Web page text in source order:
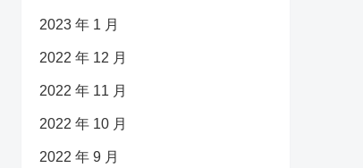
2023 年 1 月
2022 年 12 月
2022 年 11 月
2022 年 10 月
2022 年 9 月